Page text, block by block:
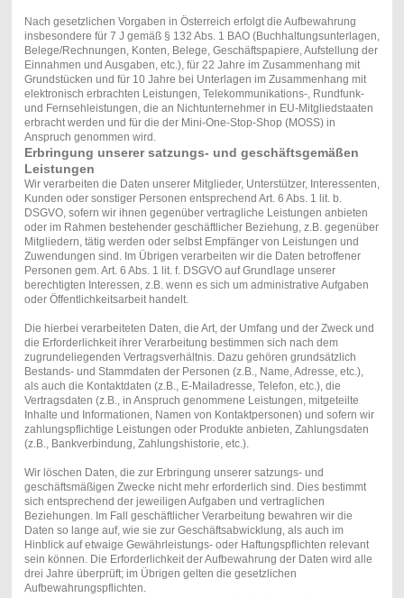
Nach gesetzlichen Vorgaben in Österreich erfolgt die Aufbewahrung
insbesondere für 7 J gemäß § 132 Abs. 1 BAO (Buchhaltungsunterlagen,
Belege/Rechnungen, Konten, Belege, Geschäftspapiere, Aufstellung der
Einnahmen und Ausgaben, etc.), für 22 Jahre im Zusammenhang mit
Grundstücken und für 10 Jahre bei Unterlagen im Zusammenhang mit
elektronisch erbrachten Leistungen, Telekommunikations-, Rundfunk-
und Fernsehleistungen, die an Nichtunternehmer in EU-Mitgliedstaaten
erbracht werden und für die der Mini-One-Stop-Shop (MOSS) in
Anspruch genommen wird.
Erbringung unserer satzungs- und geschäftsgemäßen
Leistungen
Wir verarbeiten die Daten unserer Mitglieder, Unterstützer, Interessenten,
Kunden oder sonstiger Personen entsprechend Art. 6 Abs. 1 lit. b.
DSGVO, sofern wir ihnen gegenüber vertragliche Leistungen anbieten
oder im Rahmen bestehender geschäftlicher Beziehung, z.B. gegenüber
Mitgliedern, tätig werden oder selbst Empfänger von Leistungen und
Zuwendungen sind. Im Übrigen verarbeiten wir die Daten betroffener
Personen gem. Art. 6 Abs. 1 lit. f. DSGVO auf Grundlage unserer
berechtigten Interessen, z.B. wenn es sich um administrative Aufgaben
oder Öffentlichkeitsarbeit handelt.
Die hierbei verarbeiteten Daten, die Art, der Umfang und der Zweck und
die Erforderlichkeit ihrer Verarbeitung bestimmen sich nach dem
zugrundeliegenden Vertragsverhältnis. Dazu gehören grundsätzlich
Bestands- und Stammdaten der Personen (z.B., Name, Adresse, etc.),
als auch die Kontaktdaten (z.B., E-Mailadresse, Telefon, etc.), die
Vertragsdaten (z.B., in Anspruch genommene Leistungen, mitgeteilte
Inhalte und Informationen, Namen von Kontaktpersonen) und sofern wir
zahlungspflichtige Leistungen oder Produkte anbieten, Zahlungsdaten
(z.B., Bankverbindung, Zahlungshistorie, etc.).
Wir löschen Daten, die zur Erbringung unserer satzungs- und
geschäftsmäßigen Zwecke nicht mehr erforderlich sind. Dies bestimmt
sich entsprechend der jeweiligen Aufgaben und vertraglichen
Beziehungen. Im Fall geschäftlicher Verarbeitung bewahren wir die
Daten so lange auf, wie sie zur Geschäftsabwicklung, als auch im
Hinblick auf etwaige Gewährleistungs- oder Haftungspflichten relevant
sein können. Die Erforderlichkeit der Aufbewahrung der Daten wird alle
drei Jahre überprüft; im Übrigen gelten die gesetzlichen
Aufbewahrungspflichten.